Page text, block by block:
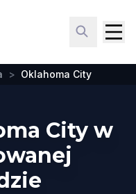
> Oklahoma City
City w